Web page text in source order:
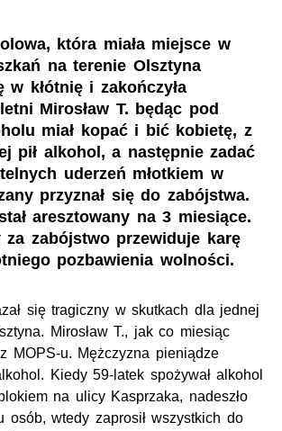
która miała miejsce w
na terenie Olsztyna
w kłótnię i zakończyła
Mirosław T. będąc pod
miał kopać i bić kobietę, z
pił alkohol, a następnie zadać
uderzeń młotkiem w
przyznał się do zabójstwa.
aresztowany na 3 miesiące.
za zabójstwo przewiduje karę
pozbawienia wolności.
się tragiczny w skutkach dla jednej
Mirosław T., jak co miesiąc
z MOPS-u. Mężczyzna pieniądze
Kiedy 59-latek spożywał alkohol
na ulicy Kasprzaka, nadeszło
osób, wtedy zaprosił wszystkich do